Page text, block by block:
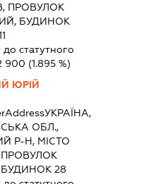
ПРОВУЛОК
БУДИНОК
до статутного
900 (1.895 %)
ЮРІЙ
УКРАЇНА,
ОБЛ.,
Р-Н, МІСТО
28